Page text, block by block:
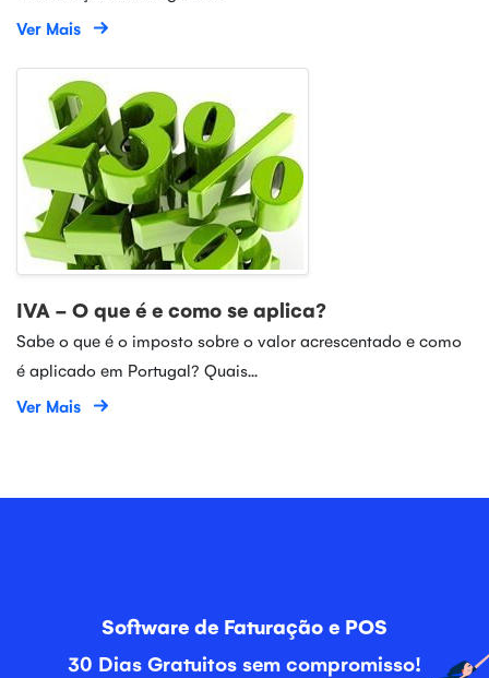
Ver Mais
IVA - O que é e como se aplica?
Sabe o que é o imposto sobre o valor acrescentado e como
é aplicado em Portugal? Quais...
Ver Mais
Software de Faturação e POS
30 Dias Gratuitos sem compromisso!